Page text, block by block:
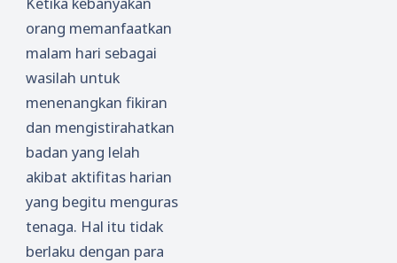
orang memanfaatkan
malam hari sebagai
wasilah untuk
menenangkan fikiran
dan mengistirahatkan
badan yang lelah
akibat aktifitas harian
yang begitu menguras
tenaga. Hal itu tidak
berlaku dengan para